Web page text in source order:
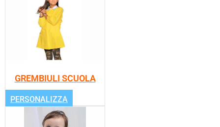
GREMBIULI SCUOLA
PERSONALIZZA